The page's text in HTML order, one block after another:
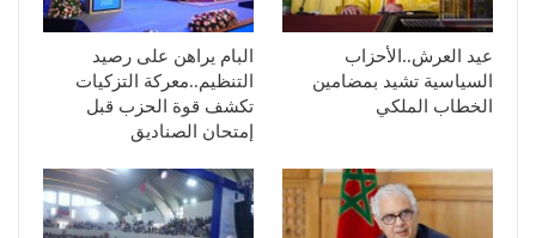
عيد العرش..الأحزاب
السياسية تشيد بمضامين
الخطاب الملكي
البام يراهن على رصيد
التنظيم..معركة التزكيات
تكشف قوة الحزب قبل
إمتحان الصناديق